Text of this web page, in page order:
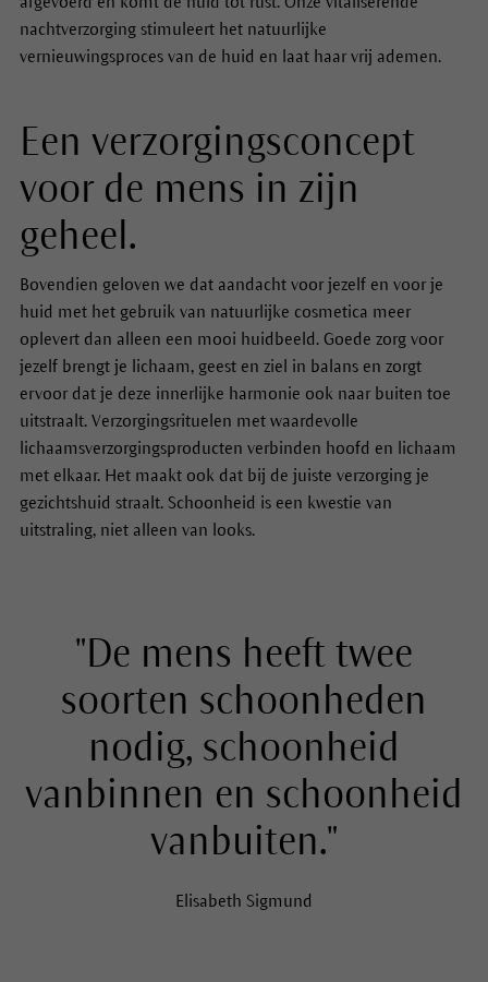
nachtverzorging stimuleert het natuurlijke
vernieuwingsproces van de huid en laat haar vrij ademen.
Een verzorgingsconcept
voor de mens in zijn
geheel.
Bovendien geloven we dat aandacht voor jezelf en voor je
huid met het gebruik van natuurlijke cosmetica meer
oplevert dan alleen een mooi huidbeeld. Goede zorg voor
jezelf brengt je lichaam, geest en ziel in balans en zorgt
ervoor dat je deze innerlijke harmonie ook naar buiten toe
uitstraalt. Verzorgingsrituelen met waardevolle
lichaamsverzorgingsproducten verbinden hoofd en lichaam
met elkaar. Het maakt ook dat bij de juiste verzorging je
gezichtshuid straalt. Schoonheid is een kwestie van
uitstraling, niet alleen van looks.
"De mens heeft twee
soorten schoonheden
nodig, schoonheid
vanbinnen en schoonheid
vanbuiten."
Elisabeth Sigmund